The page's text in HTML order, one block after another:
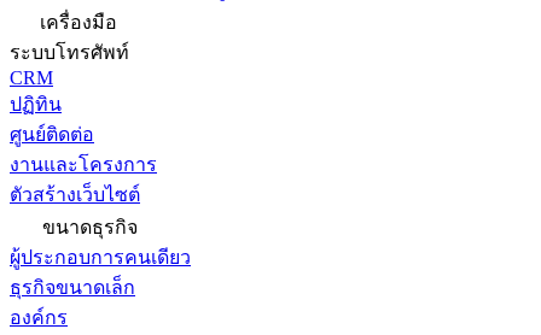
เครื่องมือ
ระบบโทรศัพท์
CRM
ปฏิทิน
ศูนย์ติดต่อ
งานและโครงการ
ตัวสร้างเว็บไซต์
ขนาดธุรกิจ
ผู้ประกอบการคนเดียว
ธุรกิจขนาดเล็ก
องค์กร